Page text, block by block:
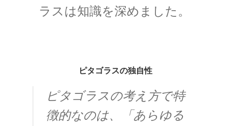
れ法則を確立】
G・オーム
ラスは知識を深めました。
ピタゴラスの独自性
ピタゴラスの考え方で特
徴的なのは、「あらゆる